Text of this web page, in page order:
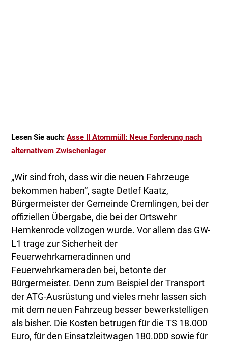
Lesen Sie auch:Asse II Atommüll: Neue Forderung nach
alternativem Zwischenlager
„Wir sind froh, dass wir die neuen Fahrzeuge
bekommen haben“, sagte Detlef Kaatz,
Bürgermeister der Gemeinde Cremlingen, bei der
offiziellen Übergabe, die bei der Ortswehr
Hemkenrode vollzogen wurde. Vor allem das GW-
L1 trage zur Sicherheit der
Feuerwehrkameradinnen und
Feuerwehrkameraden bei, betonte der
Bürgermeister. Denn zum Beispiel der Transport
der ATG-Ausrüstung und vieles mehr lassen sich
mit dem neuen Fahrzeug besser bewerkstelligen
als bisher. Die Kosten betrugen für die TS 18.000
Euro, für den Einsatzleitwagen 180.000 sowie für